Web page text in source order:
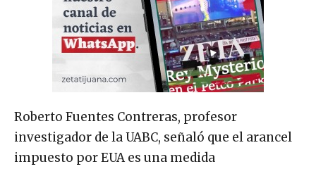
Roberto Fuentes Contreras, profesor
investigador de la UABC, señaló que el arancel
impuesto por EUA es una medida